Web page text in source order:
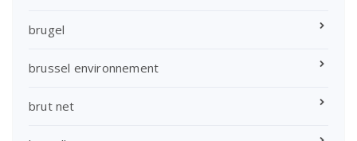
brugel
brussel environnement
brut net